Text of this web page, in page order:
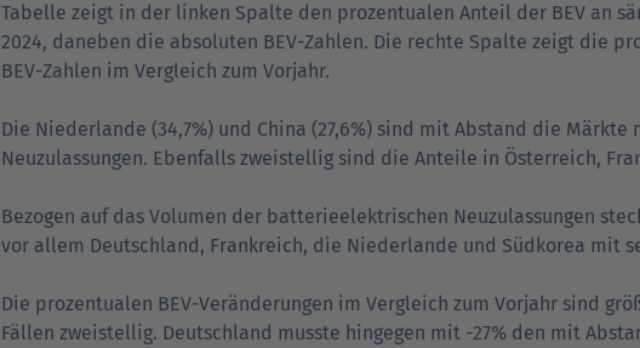
Tabelle zeigt in der linken Spalte den prozentualen Anteil der BEV an
2024, daneben die absoluten BEV-Zahlen. Die rechte Spalte zeigt die
BEV-Zahlen im Vergleich zum Vorjahr.
Die Niederlande (34,7%) und China (27,6%) sind mit Abstand die
Neuzulassungen. Ebenfalls zweistellig sind die Anteile in Österreich,
Bezogen auf das Volumen der batterieelektrischen Neuzulassungen
vor allem Deutschland, Frankreich, die Niederlande und Südkorea mit
Die prozentualen BEV-Veränderungen im Vergleich zum Vorjahr sind
Fällen zweistellig. Deutschland musste hingegen mit -27% den mit